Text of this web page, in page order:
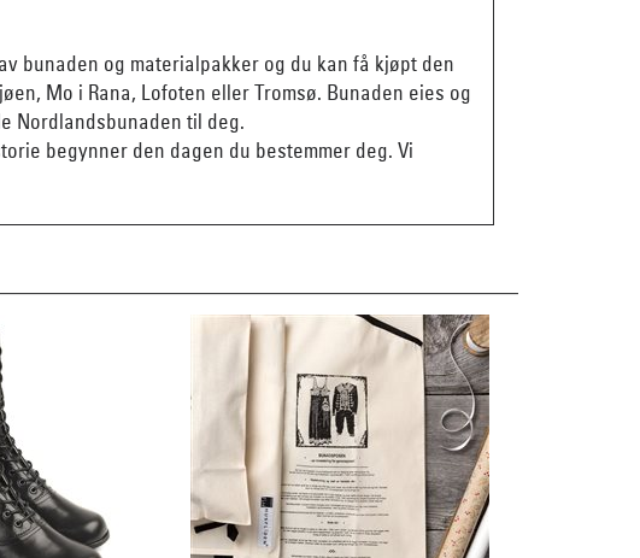
bunaden og materialpakker og du kan få kjøpt den
Mo i Rana, Lofoten eller Tromsø. Bunaden eies og
Nordlandsbunaden til deg.
begynner den dagen du bestemmer deg. Vi